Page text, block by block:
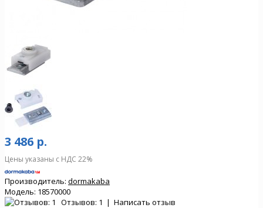
3 486 р.
Цены указаны с НДС 22%
Производитель: dormakaba
Модель: 18570000
Отзывов: 1 | Написать отзыв